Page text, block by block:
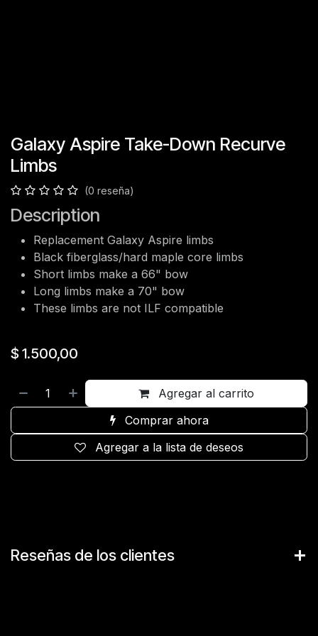
Galaxy Aspire Take-Down Recurve
Limbs
(0 reseña)
Description
Replacement Galaxy Aspire limbs
Black fiberglass/hard maple core limbs
Short limbs make a 66" bow
Long limbs make a 70" bow
These limbs are not ILF compatible
$ 1.500,00
Agregar al carrito
Comprar ahora
Agregar a la lista de deseos
Reseñas de los clientes